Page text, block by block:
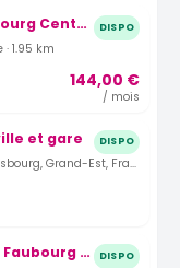
Location parking Strasbourg Centre Place Kléber (67) DISPO
1.95 km
144,00 €
/ mois
et gare DISPO
Rue du Faubourg de Pierre, Strasbourg, Grand-Est, France · 2.21 km
Location parking rue du Faubourg National à Strasbourg (67) DISPO